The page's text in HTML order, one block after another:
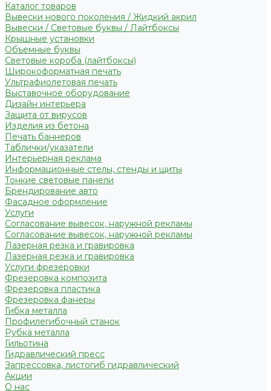
Каталог товаров
Вывески нового поколения / Жидкий акрил
Вывески / Световые буквы / Лайтбоксы
Крышные установки
Объемные буквы
Световые короба (лайтбоксы)
Широкоформатная печать
Ультрафиолетовая печать
Выставочное оборудование
Дизайн интерьера
Защита от вирусов
Изделия из бетона
Печать баннеров
Таблички/указатели
Интерьерная реклама
Информационные стелы, стенды и щиты
Тонкие световые панели
Брендирование авто
Фасадное оформление
Услуги
Согласование вывесок, наружной рекламы
Согласование вывесок, наружной рекламы
Лазерная резка и гравировка
Лазерная резка и гравировка
Услуги фрезеровки
Фрезеровка композита
Фрезеровка пластика
Фрезеровка фанеры
Гибка металла
Профилегибочный станок
Рубка металла
Гильотина
Гидравлический пресс
Запрессовка, листогиб гидравлический
Акции
О нас